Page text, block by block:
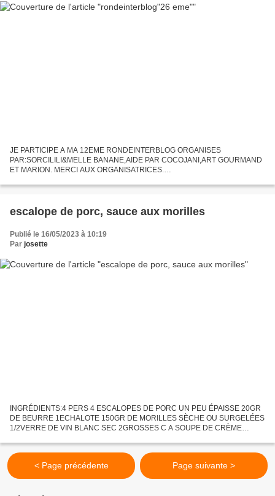
JE PARTICIPE A MA 12EME RONDEINTERBLOG ORGANISES
PAR:SORCILILI&MELLE BANANE,AIDE PAR COCOJANI,ART GOURMAND
ET MARION. MERCI AUX ORGANISATRICES.
http:cuis-in.blogspot.com link LA MARMITE...
escalope de porc, sauce aux morilles
Publié le 16/05/2023 à 10:19
Par josette
INGRÉDIENTS:4 PERS 4 ESCALOPES DE PORC UN PEU ÉPAISSE 20GR
DE BEURRE 1ECHALOTE 150GR DE MORILLES SÈCHE OU SURGELÉES
1/2VERRE DE VIN BLANC SEC 2GROSSES C A SOUPE DE CRÈME
surgelées les faire...
< Page précédente Page suivante >